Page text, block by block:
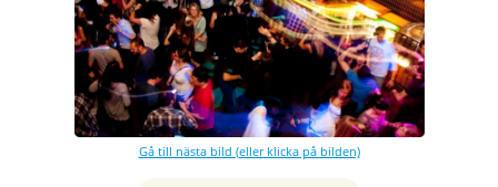
Gå till nästa bild (eller klicka på bilden)
Exponeringstid
8/10 sek
Bländare
f/6.3
Kamera
NIKON D300
Tagen